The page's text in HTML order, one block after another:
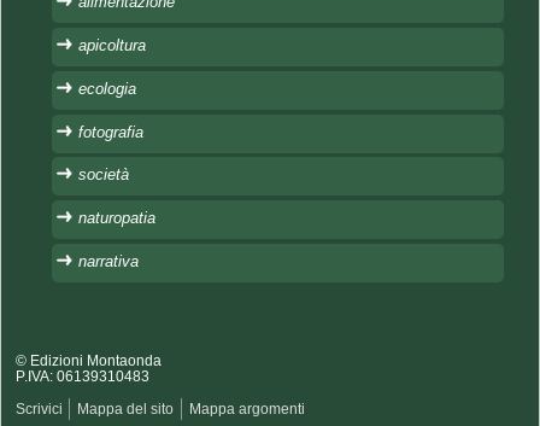
apicoltura
ecologia
fotografia
società
naturopatia
narrativa
© Edizioni Montaonda
P.IVA: 06139310483
Scrivici Mappa del sito Mappa argomenti